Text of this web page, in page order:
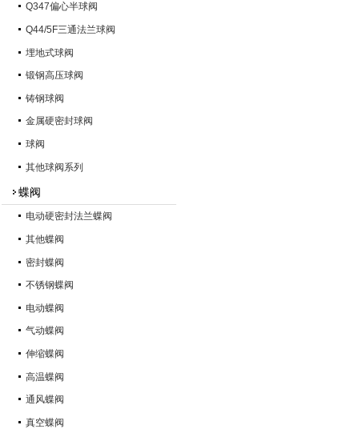
Q347偏心半球阀
Q44/5F三通法兰球阀
埋地式球阀
锻钢高压球阀
铸钢球阀
金属硬密封球阀
球阀
其他球阀系列
蝶阀
电动硬密封法兰蝶阀
其他蝶阀
密封蝶阀
不锈钢蝶阀
电动蝶阀
气动蝶阀
伸缩蝶阀
高温蝶阀
通风蝶阀
真空蝶阀